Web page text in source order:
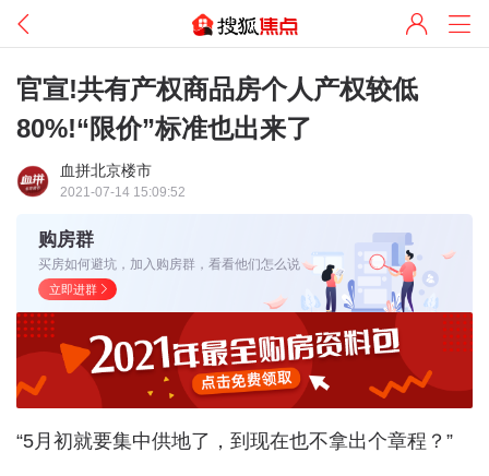
官宣!共有产权商品房个人产权较低
80%!“限价”标准也出来了
血拼北京楼市
2021-07-14 15:09:52
购房群
买房如何避坑，加入购房群，看看他们怎么说
立即进群
“5月初就要集中供地了，到现在也不拿出个章程？”